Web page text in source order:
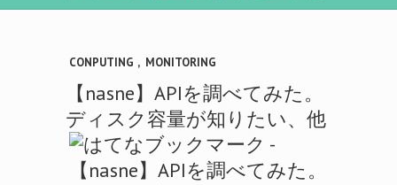
CONPUTING , MONITORING
【nasne】APIを調べてみた。
ディスク容量が知りたい、他